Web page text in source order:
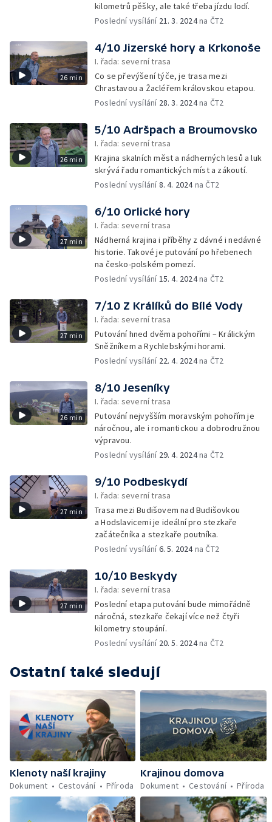
kilometrů pěšky, ale také třeba jízdu lodí.
Poslední vysílání 21. 3. 2024na ČT2
26 min
4/10 Jizerské hory a Krkonoše
I. řada: severní trasa
Co se převýšení týče, je trasa mezi
Chrastavou a Žacléřem královskou etapou.
Poslední vysílání 28. 3. 2024na ČT2
26 min
5/10 Adršpach a Broumovsko
I. řada: severní trasa
Krajina skalních měst a nádherných lesů a luk
skrývá řadu romantických míst a zákoutí.
Poslední vysílání8. 4. 2024na ČT2
27 min
6/10 Orlické hory
I. řada: severní trasa
Nádherná krajina i příběhy z dávné i nedávné
historie. Takové je putování po hřebenech
na česko-polském pomezí.
Poslední vysílání15. 4. 2024na ČT2
27 min
7/10 Z Králíků do Bílé Vody
I. řada: severní trasa
Putování hned dvěma pohořími – Králickým
Sněžníkem a Rychlebskými horami.
Poslední vysílání 22. 4. 2024na ČT2
26 min
8/10 Jeseníky
I. řada: severní trasa
Putování nejvyšším moravským pohořím je
náročnou, ale i romantickou a dobrodružnou
výpravou.
Poslední vysílání 29. 4. 2024na ČT2
27 min
9/10 Podbeskydí
I. řada: severní trasa
Trasa mezi Budišovem nad Budišovkou
a Hodslavicemi je ideální pro stezkaře
začátečníka a stezkaře poutníka.
Poslední vysílání6. 5. 2024na ČT2
27 min
10/10 Beskydy
I. řada: severní trasa
Poslední etapa putování bude mimořádně
náročná, stezkaře čekají více než čtyři
kilometry stoupání.
Poslední vysílání 20. 5. 2024na ČT2
Ostatní také sledují
Klenoty naší krajiny
Dokument
Cestování Příroda
Krajinou domova
Dokument
Cestování Příroda